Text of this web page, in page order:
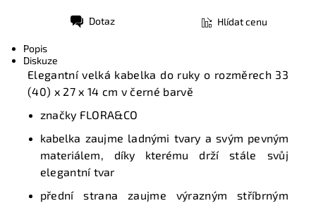
Dotaz Hlídat cenu
Popis
Diskuze
Elegantní velká kabelka do ruky o rozměrech 33
(40) x 27 x 14 cm v černé barvě
značky FLORA&CO
kabelka zaujme ladnými tvary a svým pevným
materiálem, díky kterému držístále svůj
elegantní tvar
přední strana zaujme výrazným stříbrným